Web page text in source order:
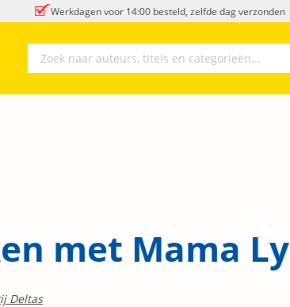
Werkdagen voor 14:00 besteld, zelfde dag verzonden
met Mama Ly
Deltas